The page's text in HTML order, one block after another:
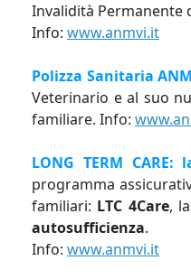
Invalidità Permanente
Info: www.anmvi.it
Polizza Sanitaria
Veterinario e al suo
familiare. Info:
LONG TERM
programma
familiari: LTC 4Care,
autosufficienza.
Info: www.anmvi.it